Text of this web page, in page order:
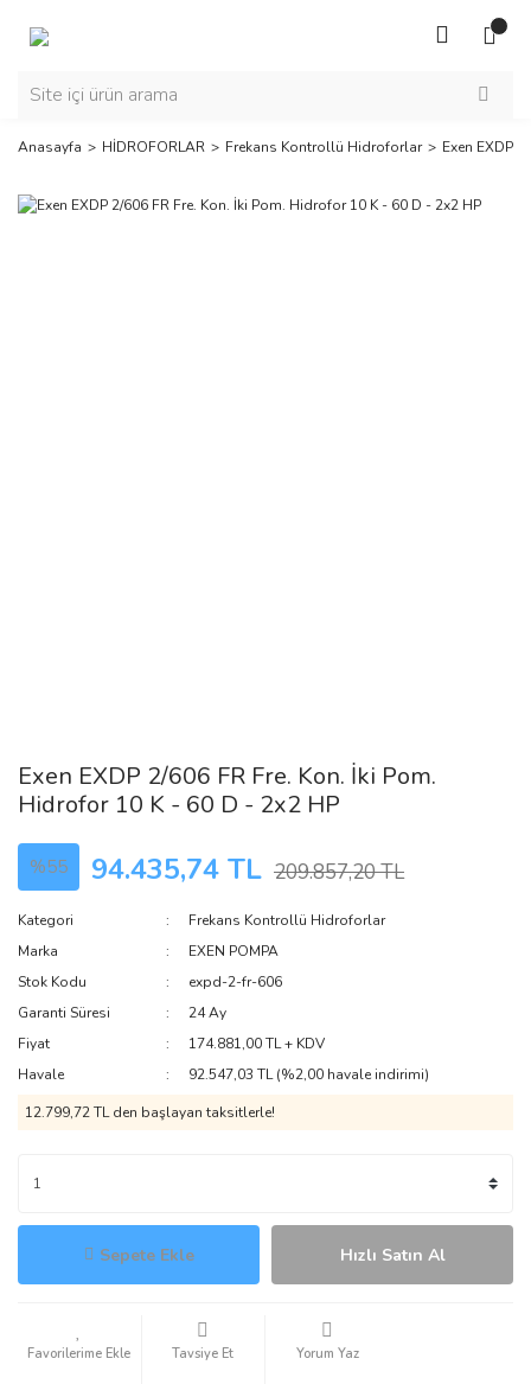
Anasayfa HİDROFORLAR Frekans Kontrollü Hidroforlar Exen EXDP
Exen EXDP 2/606 FR Fre. Kon. İki Pom.
Hidrofor 10 K - 60 D - 2x2 HP
%55 94.435,74 TL 209.857,20 TL
Kategori
Frekans Kontrollü Hidroforlar
Marka
EXEN POMPA
Stok Kodu
expd-2-fr-606
Garanti Süresi
24 Ay
Fiyat
174.881,00 TL + KDV
Havale
92.547,03 TL (%2,00 havale indirimi)
12.799,72 TL den başlayan taksitlerle!
Sepete Ekle Hızlı Satın Al
Tavsiye Et Yorum Yaz